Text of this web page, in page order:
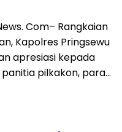
Com– Rangkaian
Kapolres Pringsewu
apresiasi kepada
pilkakon, para…